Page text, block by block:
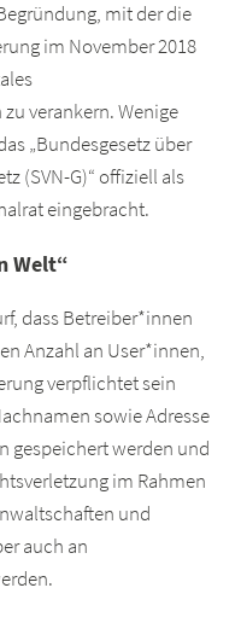
mit der die
im November 2018
verankern. Wenige
„Bundesgesetz über
(SVN-G)“ offiziell als
eingebracht.
Welt“
dass Betreiber*innen
Anzahl an User*innen,
verpflichtet sein
sowie Adresse
gespeichert werden und
im Rahmen
und
auch an